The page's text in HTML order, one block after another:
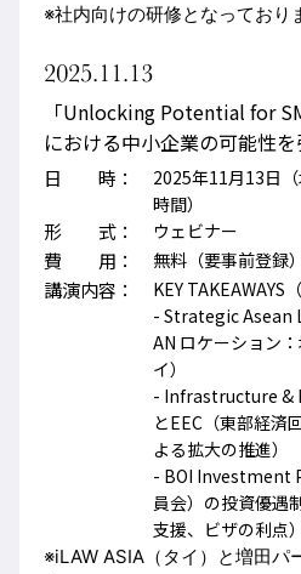
※社内向けの研修となっており
2025.11.13
「Unlocking Potential for
における中小企業の可能性を
日 時：
2025年11月13日
時間）
形 式： ウェビナー
費 用： 無料（要事前登録）
講演内容：
KEY TAKEAWAYS
- Strategic Asean
AN ロケーション
イ）
- Infrastructure &
とEEC（東部経済
よる拡大の推進）
- BOI Investment
員会）の投資優遇
支援、ビザの利点）
※iLAW ASIA（タイ）と増田パ